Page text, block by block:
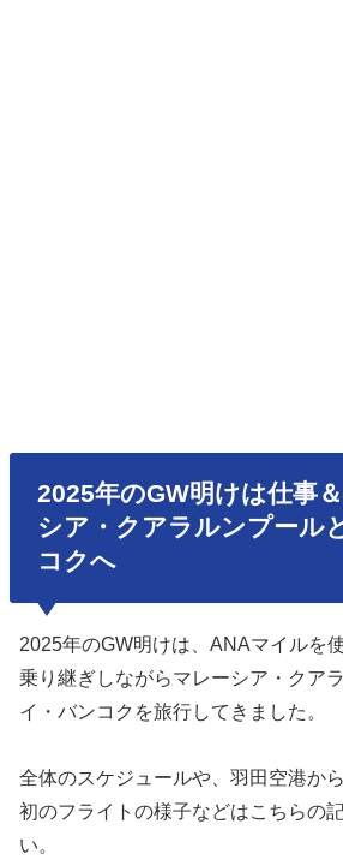
2025年のGW明けは仕事
シア・クアラルンプール
コクへ
2025年のGW明けは、ANAマイルを
乗り継ぎしながらマレーシア・クア
イ・バンコクを旅行してきました。
全体のスケジュールや、羽田空港か
初のフライトの様子などはこちらの
い。